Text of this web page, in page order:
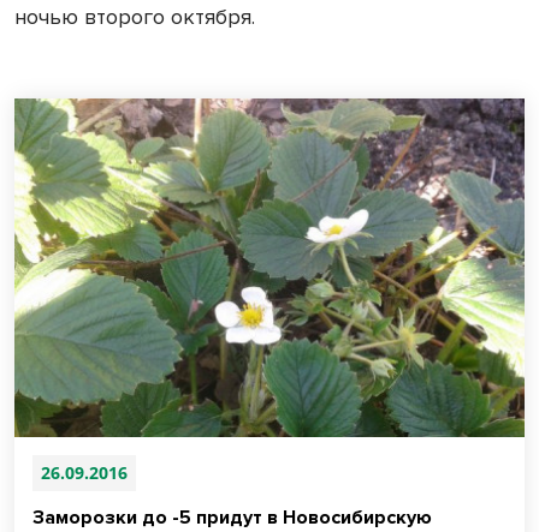
ночью второго октября.
26.09.2016
Заморозки до -5 придут в Новосибирскую